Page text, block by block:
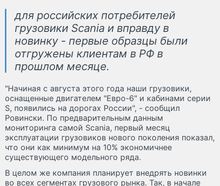
для российских потребителей
грузовики Scania и вправду в
новинку - первые образцы были
отгружены клиентам в РФ в
прошлом месяце.
"Начиная с августа этого года наши грузовики,
оснащенные двигателем "Евро-6" и кабинами серии
S, появились на дорогах России", - сообщил
Ровински. По предварительным данным
мониторинга самой Scania, первый месяц
эксплуатации грузовиков нового поколения показал,
что они как минимум на 10% экономичнее
существующего модельного ряда.
В целом же компания планирует внедрять новинки
во всех сегментах грузового рынка. Так, в начале